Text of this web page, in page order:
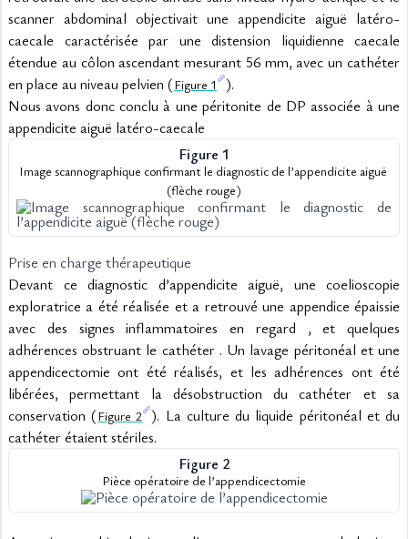
scanner abdominal objectivait une appendicite aiguë latéro-
caecale caractérisée par une distension liquidienne caecale
étendue au côlon ascendant mesurant 56 mm, avec un cathéter
en place au niveau pelvien (Figure 1
).
Nous avons donc conclu à une péritonite de DP associée à une
appendicite aiguë latéro-caecale
Figure 1
Image scannographique confirmant le diagnostic de l’appendicite aiguë
(flèche rouge)
Prise en charge thérapeutique
Devant ce diagnostic d’appendicite aiguë, une coelioscopie
exploratrice a été réalisée et a retrouvé une appendice épaissie
avec des signes inflammatoires en regard , et quelques
adhérences obstruant le cathéter . Un lavage péritonéal et une
appendicectomie ont été réalisés, et les adhérences ont été
libérées, permettant la désobstruction du cathéter et sa
conservation (Figure 2 ). La culture du liquide péritonéal et du
cathéter étaient stériles.
Figure 2
Pièce opératoire de l’appendicectomie